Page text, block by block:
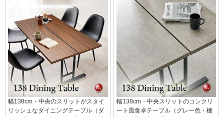
幅138cm・中央のスリットがスタイ
リッシュなダイニングテーブル（ダ
幅138cm・中央スリットのコンクリ
ート風食卓テーブル（グレー色・棚